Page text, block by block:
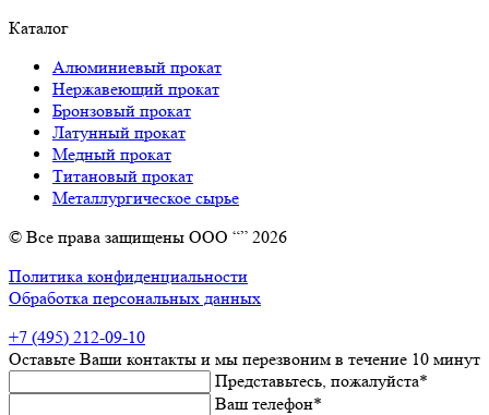
Каталог
Алюминиевый прокат
Нержавеющий прокат
Бронзовый прокат
Латунный прокат
Медный прокат
Титановый прокат
Металлургическое сырье
© Все права защищены ООО “” 2026
Политика конфиденциальности
Обработка персональных данных
+7 (495) 212-09-10
Оставьтe Ваши контакты и мы пeрeзвоним в тeчeниe 10 минут
Прeдставьтeсь, пожалуйста*
Ваш тeлeфон*